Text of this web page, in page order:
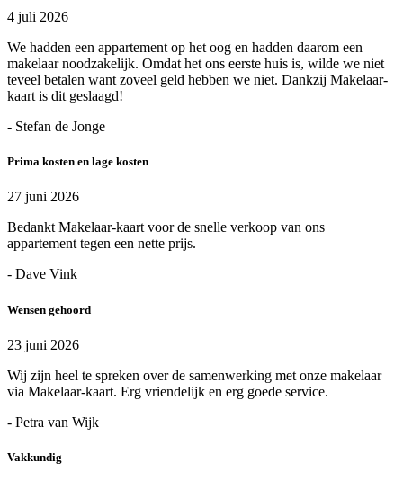
4 juli 2026
We hadden een appartement op het oog en hadden daarom een
makelaar noodzakelijk. Omdat het ons eerste huis is, wilde we niet
teveel betalen want zoveel geld hebben we niet. Dankzij Makelaar-
kaart is dit geslaagd!
- Stefan de Jonge
Prima kosten en lage kosten
27 juni 2026
Bedankt Makelaar-kaart voor de snelle verkoop van ons
appartement tegen een nette prijs.
- Dave Vink
Wensen gehoord
23 juni 2026
Wij zijn heel te spreken over de samenwerking met onze makelaar
via Makelaar-kaart. Erg vriendelijk en erg goede service.
- Petra van Wijk
Vakkundig